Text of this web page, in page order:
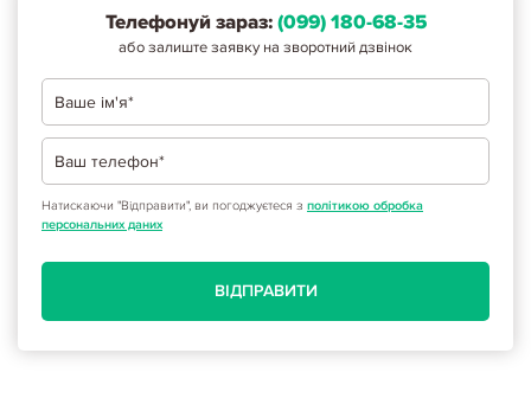
Телефонуй зараз:(099) 180-68-35
або залиште заявку на зворотний дзвінок
Натискаючи "Відправити", ви погоджуєтеся з політикою обробка
персональних даних
ВІДПРАВИТИ